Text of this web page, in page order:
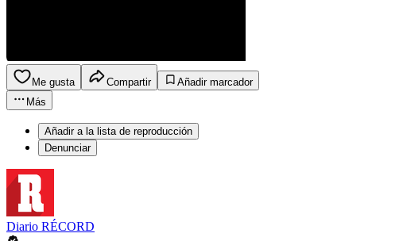
Me gusta Compartir
Añadir marcador
Más
Añadir a la lista de reproducción
Denunciar
Diario RÉCORD